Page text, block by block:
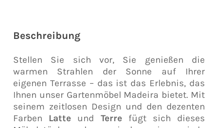
Beschreibung
Stellen Sie sich vor, Sie genießen die
warmen Strahlen der Sonne auf Ihrer
eigenen Terrasse – das ist das Erlebnis, das
Ihnen unser Gartenmöbel Madeira bietet. Mit
seinem zeitlosen Design und den dezenten
Farben Latte und Terre fügt sich dieses